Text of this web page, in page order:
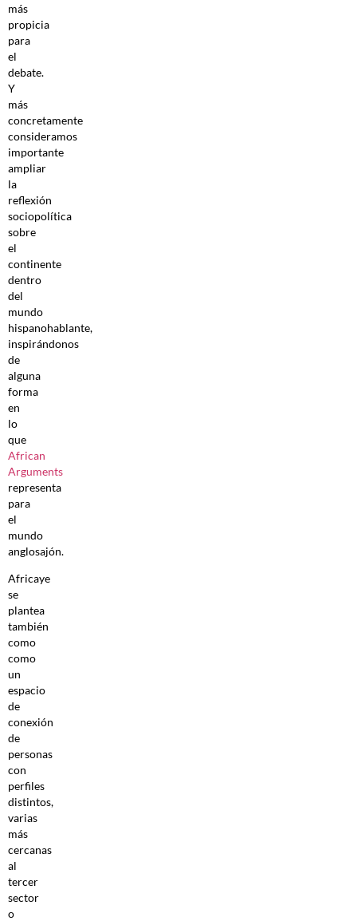
más
propicia
para
el
debate.
Y
más
concretamente
consideramos
importante
ampliar
la
reflexión
sociopolítica
sobre
el
continente
dentro
del
mundo
hispanohablante,
inspirándonos
de
alguna
forma
en
lo
que
African
Arguments
representa
para
el
mundo
anglosajón.
Africaye
se
plantea
también
como
como
un
espacio
de
conexión
de
personas
con
perfiles
distintos,
varias
más
cercanas
al
tercer
sector
o